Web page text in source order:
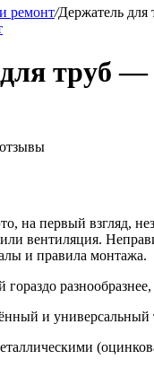
ремонт/Держатель
труб
на первый взгляд,
вентиляция.
и правила монтажа.
и универсальный